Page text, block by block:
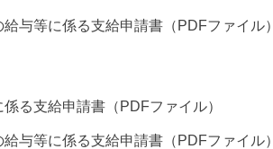
与等に係る支給申請書（PDFファイル）
る支給申請書（PDFファイル）
与等に係る支給申請書（PDFファイル）